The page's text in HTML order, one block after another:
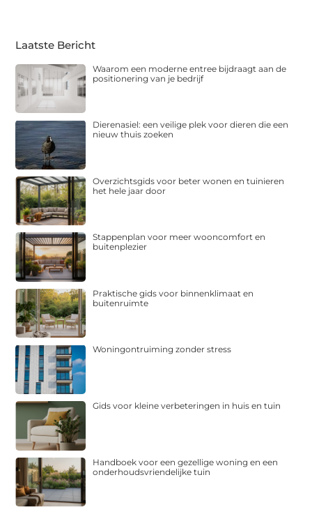
Laatste Bericht
Waarom een moderne entree bijdraagt aan de
positionering van je bedrijf
Dierenasiel: een veilige plek voor dieren die een
nieuw thuis zoeken
Overzichtsgids voor beter wonen en tuinieren
het hele jaar door
Stappenplan voor meer wooncomfort en
buitenplezier
Praktische gids voor binnenklimaat en
buitenruimte
Woningontruiming zonder stress
Gids voor kleine verbeteringen in huis en tuin
Handboek voor een gezellige woning en een
onderhoudsvriendelijke tuin